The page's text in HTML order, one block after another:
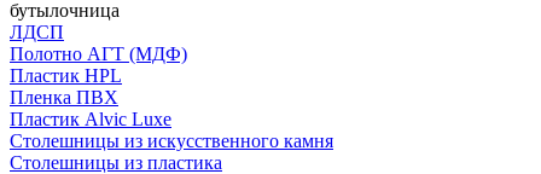
бутылочница
ЛДСП
Полотно АГТ (МДФ)
Пластик HPL
Пленка ПВХ
Пластик Alvic Luxe
Столешницы из искусственного камня
Столешницы из пластика